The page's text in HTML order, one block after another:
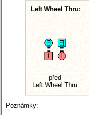
Left Wheel Thru:
před
Left Wheel Thru
Poznámky: